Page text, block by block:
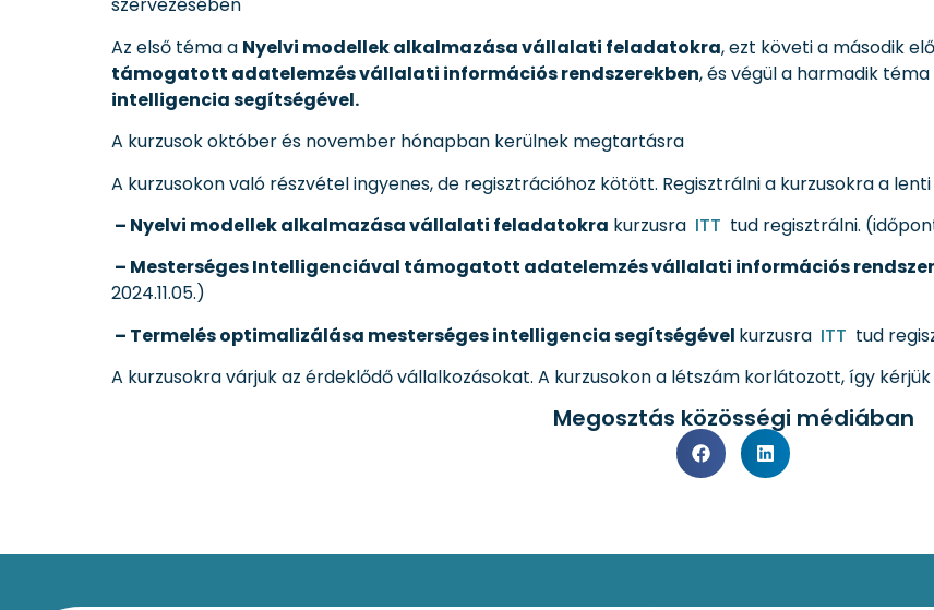
szervezésében
Az első téma a Nyelvi modellek alkalmazása vállalati feladatokra, ezt követi a második
támogatott adatelemzés vállalati információs rendszerekben, és végül a harmadik téma
intelligencia segítségével.
A kurzusok október és november hónapban kerülnek megtartásra
A kurzusokon való részvétel ingyenes, de regisztrációhoz kötött. Regisztrálni a kurzusokra a
– Nyelvi modellek alkalmazása vállalati feladatokra kurzusra ITT tud regisztrálni.
– Mesterséges Intelligenciával támogatott adatelemzés vállalati információs
2024.11.05.)
– Termelés optimalizálása mesterséges intelligencia segítségével kurzusra ITT tud
A kurzusokra várjuk az érdeklődő vállalkozásokat. A kurzusokon a létszám korlátozott, így
Megosztás közösségi médiában